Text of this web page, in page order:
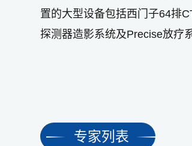
置的大型设备包括西门子64排
探测器造影系统及Precise放疗
专家列表